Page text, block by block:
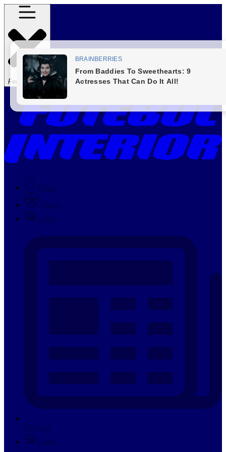
Fechar Menu
Times
Placar
Rádio
Notícias
Rádio